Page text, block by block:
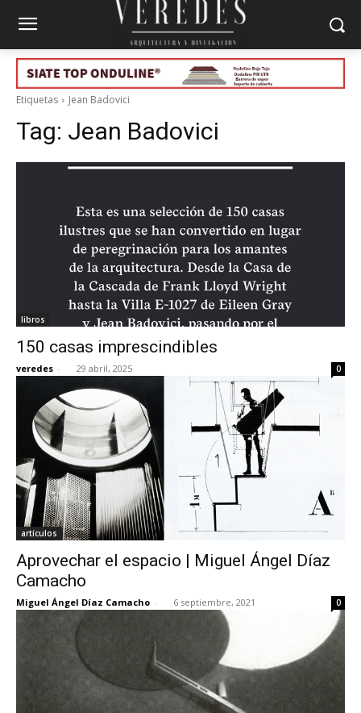
Etiquetas Jean Badovici
Tag: Jean Badovici
libros
150 casas imprescindibles
veredes - 29 abril, 2025 0
artículos
Aprovechar el espacio | Miguel Ángel Díaz
Camacho
Miguel Ángel Díaz Camacho - 6 septiembre, 2021 0